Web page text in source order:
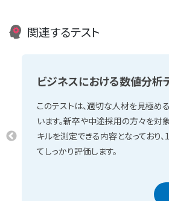
関連するテスト
ビジネスにおける数値分析
このテストは、適切な人材を見極め
います。新卒や中途採用の方々を対
キルを測定できる内容となっており
てしっかり評価します。